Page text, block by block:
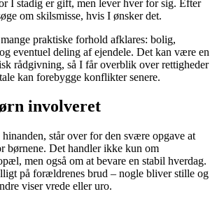
I stadig er gift, men lever hver for sig. Efter
om skilsmisse, hvis I ønsker det.
praktiske forhold afklares: bolig,
eventuel deling af ejendele. Det kan være en
rådgivning, så I får overblik over rettigheder
kan forebygge konflikter senere.
involveret
står over for den svære opgave at
børnene. Det handler ikke kun om
men også om at bevare en stabil hverdag.
på forældrenes brud – nogle bliver stille og
viser vrede eller uro.